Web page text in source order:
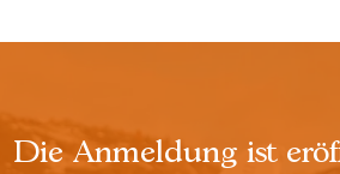
Die Anmeldung ist